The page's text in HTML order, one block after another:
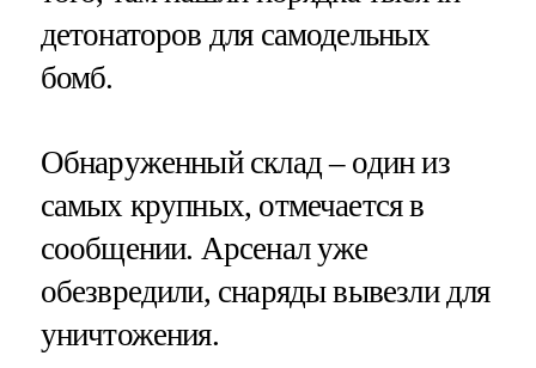
детонаторов для самодельных
бомб.
Обнаруженный склад – один из
самых крупных, отмечается в
сообщении. Арсенал уже
обезвредили, снаряды вывезли для
уничтожения.